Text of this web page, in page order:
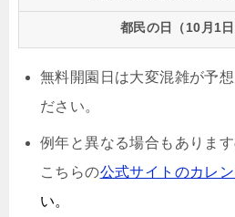
都民の日（10月1日
無料開園日は大変混雑が予
ださい。
例年と異なる場合もありま
こちらの公式サイトのカレ
い。